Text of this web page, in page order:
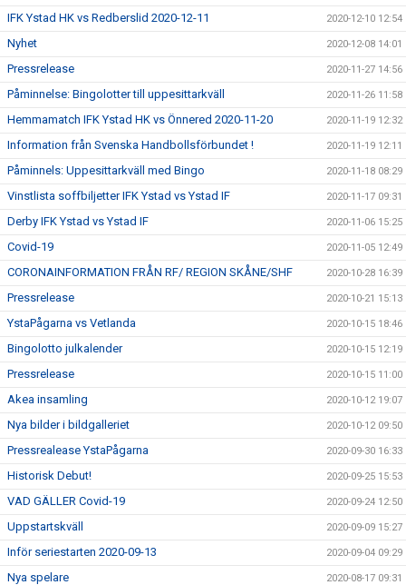
IFK Ystad HK vs Redberslid 2020-12-11 2020-12-10 12:54
Nyhet 2020-12-08 14:01
Pressrelease 2020-11-27 14:56
Påminnelse: Bingolotter till uppesittarkväll 2020-11-26 11:58
Hemmamatch IFK Ystad HK vs Önnered 2020-11-20 2020-11-19 12:32
Information från Svenska Handbollsförbundet ! 2020-11-19 12:11
Påminnels: Uppesittarkväll med Bingo 2020-11-18 08:29
Vinstlista soffbiljetter IFK Ystad vs Ystad IF 2020-11-17 09:31
Derby IFK Ystad vs Ystad IF 2020-11-06 15:25
Covid-19 2020-11-05 12:49
CORONAINFORMATION FRÅN RF/ REGION SKÅNE/SHF 2020-10-28 16:39
Pressrelease 2020-10-21 15:13
YstaPågarna vs Vetlanda 2020-10-15 18:46
Bingolotto julkalender 2020-10-15 12:19
Pressrelease 2020-10-15 11:00
Akea insamling 2020-10-12 19:07
Nya bilder i bildgalleriet 2020-10-12 09:50
Pressrealease YstaPågarna 2020-09-30 16:33
Historisk Debut! 2020-09-25 15:53
VAD GÄLLER Covid-19 2020-09-24 12:50
Uppstartskväll 2020-09-09 15:27
Inför seriestarten 2020-09-13 2020-09-04 09:29
Nya spelare 2020-08-17 09:31